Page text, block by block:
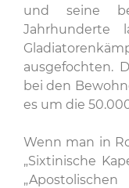
und seine
Jahrhunderte
ausgefochten.
bei den
es um die
Wenn man in
„Sixtinische